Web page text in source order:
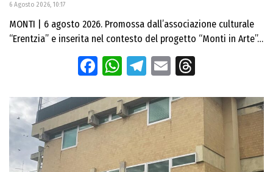
6 Agosto 2026, 10:17
MONTI | 6 agosto 2026. Promossa dall’associazione culturale
“Erentzia” e inserita nel contesto del progetto “Monti in Arte”…
Facebook
WhatsApp
Telegram
Email